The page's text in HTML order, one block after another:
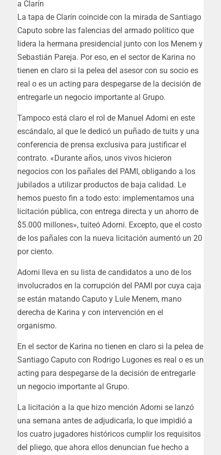
La tapa de Clarín coincide con la mirada de Santiago
Caputo sobre las falencias del armado político que
lidera la hermana presidencial junto con los Menem y
Sebastián Pareja. Por eso, en el sector de Karina no
tienen en claro si la pelea del asesor con su socio es
real o es un acting para despegarse de la decisión de
entregarle un negocio importante al Grupo.
Tampoco está claro el rol de Manuel Adorni en este
escándalo, al que le dedicó un puñado de tuits y una
conferencia de prensa exclusiva para justificar el
contrato. «Durante años, unos vivos hicieron
negocios con los pañales del PAMI, obligando a los
jubilados a utilizar productos de baja calidad. Le
hemos puesto fin a todo esto: implementamos una
licitación pública, con entrega directa y un ahorro de
$5.000 millones», tuiteó Adorni. Excepto, que el costo
de los pañales con la nueva licitación aumentó un 20
por ciento.
Adorni lleva en su lista de candidatos a uno de los
involucrados en la corrupción del PAMI por cuya caja
se están matando Caputo y Lule Menem, mano
derecha de Karina y con intervención en el
organismo.
En el sector de Karina no tienen en claro si la pelea de
Santiago Caputo con Rodrigo Lugones es real o es un
acting para despegarse de la decisión de entregarle
un negocio importante al Grupo.
La licitación a la que hizo mención Adorni se lanzó
una semana antes de adjudicarla, lo que impidió a
los cuatro jugadores históricos cumplir los requisitos
del pliego, que ahora ellos denuncian fue hecho a